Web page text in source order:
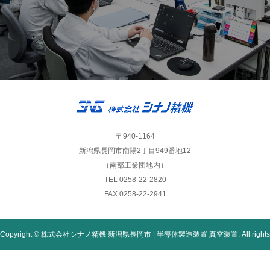
〒940-1164
新潟県長岡市南陽2丁目949番地12
（南部工業団地内）
TEL 0258-22-2820
FAX 0258-22-2941
Copyright © 株式会社シナノ精機 新潟県長岡市 | 半導体製造装置 真空装置. All rights